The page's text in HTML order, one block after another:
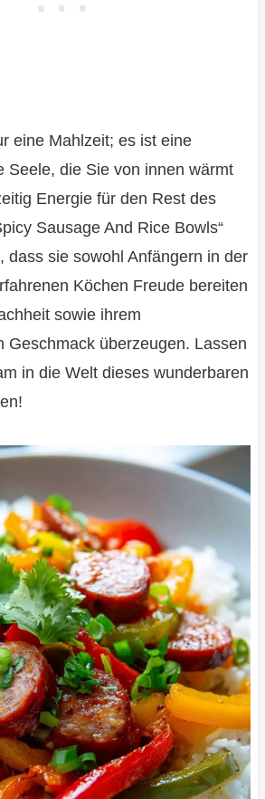
eine Mahlzeit; es ist eine
Seele, die Sie von innen wärmt
Energie für den Rest des
Sausage And Rice Bowls“
dass sie sowohl Anfängern in der
Köchen Freude bereiten
sowie ihrem
Geschmack überzeugen. Lassen
in die Welt dieses wunderbaren